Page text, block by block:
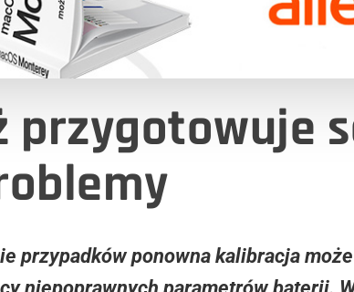
przygotowuje
przypadków ponowna kalibracja